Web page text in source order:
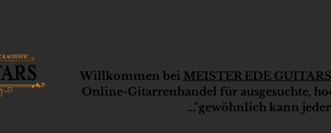
Willkommen bei MEISTER EDE
Online-Gitarrenhandel für ausgesuchte,
..."gewöhnlich kann